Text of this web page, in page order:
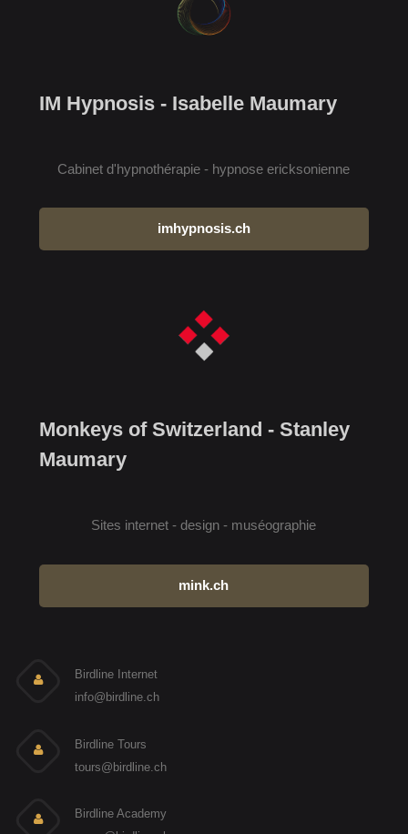
IM Hypnosis - Isabelle Maumary
Cabinet d'hypnothérapie - hypnose ericksonienne
imhypnosis.ch
Monkeys of Switzerland - Stanley
Maumary
Sites internet - design - muséographie
mink.ch
Birdline Internet
info@birdline.ch
Birdline Tours
tours@birdline.ch
Birdline Academy